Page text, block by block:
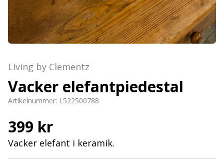
Living by Clementz
Vacker elefantpiedestal
Artikelnummer: L522500788
399 kr
Vacker elefant i keramik.